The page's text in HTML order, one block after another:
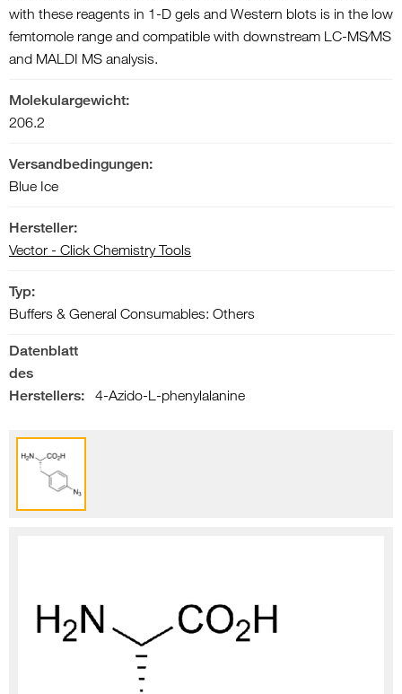
with these reagents in 1-D gels and Western blots is in the low
femtomole range and compatible with downstream LC-MS⁄MS
and MALDI MS analysis.
Molekulargewicht:
206.2
Versandbedingungen:
Blue Ice
Hersteller:
Vector - Click Chemistry Tools
Typ:
Buffers & General Consumables: Others
Datenblatt
des
Herstellers:
4-Azido-L-phenylalanine